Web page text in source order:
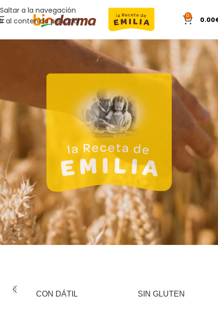
Saltar a la navegación
Ir al contenido principal
0 0.00
CON DÁTIL SIN GLUTEN